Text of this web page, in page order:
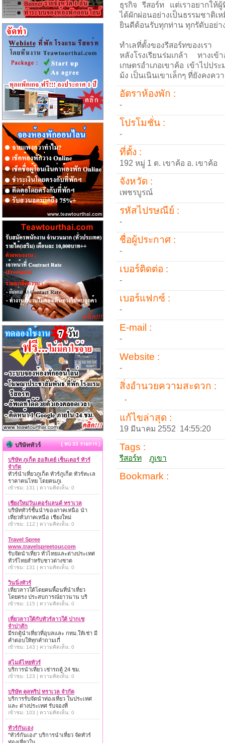
ธุรกิจ รีสอร์ท แต่เราอยากให้ผู้
ได้ผักผ่อนอย่างเป็นธรรมชาติเ
ยินดีต้อนรับทุกท่าน ทุกรัดับอย่า
ทำเลที่ตั้งของรีสอร์ทของเรา
หลังโรงเรียนร่มเกล้า ทางเ
เกษตรอำเภอเขาค้อ เข้าไปป
ม้ง เป็นเนินเขาเล็กๆ ที่ยังคงคว
อัตราห้องพัก :
-
โปรโมชั่น :
-
ที่ตั้ง :
192 หมู่ 1 ต. เขาค้อ อ. เขาค้อ
จังหวัด :
เพชรบูรณ์
รหัสไปรษณีย์ :
-
ชื่อผู้ประกาศ :
-
เบอร์ติดต่อ :
-
เบอร์แฟกซ์ :
-
E-mail :
-
Website :
-
สิ่งอำนวยความสะดวก :
-
แก้ไขล่าสุด :
19 มีนาคม 2552 14:55:20
Tags :
รีสอร์ท ภูเขา
Bookmark :
บริษัททัวร์ { พบ 33 รายการ }
บริษัท ภูเก็ต ฮอลิเดย์ เซ็นเตอร์ ทัวร์
จำกัด
ทัวร์นำเที่ยวภูเก็ต ทัวร์ภูเก็ต ทัวร์ทะเล
ราคาคนไทย โดยคนภูเ
เข้าชม: 131 | ความคิดเห็น: 0
เชียงใหม่วันเดอร์แลนด์ ทราเวล
บริษัททัวร์ชั้นนำของภาคเหนือ นำ
เที่ยวทั่วภาคเหนือ เชียงใหม่
เข้าชม: 112 | ความคิดเห็น: 0
Travel Spree
www.travelspreetour.com
รับจัดนำเที่ยว ทั่วไทยและต่างประเทศ
ทัวร์ไทยสำหรับชาวต่างชาต
เข้าชม: 131 | ความคิดเห็น: 0
วินนิ่งทัวร์
เที่ยวลาวใต้โดยคนพื้อนที่นำเที่ยว
โดยตรง ประสบการณ์ยาวนาน บริ
เข้าชม: 115 | ความคิดเห็น: 0
เที่ยวลาวใต้กับทัวร์ลาวใต้ ปากเซ
จำปาสัก
มีรถตู้นำเที่ยวที่อุบลและ กทม.ให้เช่า มี
คำตอบให้ทุกคำถามเกี่
เข้าชม: 143 | ความคิดเห็น: 0
สไมล์ไทยทัวร์
บริการนำเที่ยว เช่ารถตู้ 24 ชม.
เข้าชม: 123 | ความคิดเห็น: 0
บริษัท คูลทริป ทราเวล จำกัด
บริการรับจัดนำท่องเที่ยว ในประเทศ
และ ต่างประเทศ รับจองที่
เข้าชม: 103 | ความคิดเห็น: 0
ทัวร์กันเอง
"ทัวร์กันเอง" บริการนำเที่ยว จัดทัวร์